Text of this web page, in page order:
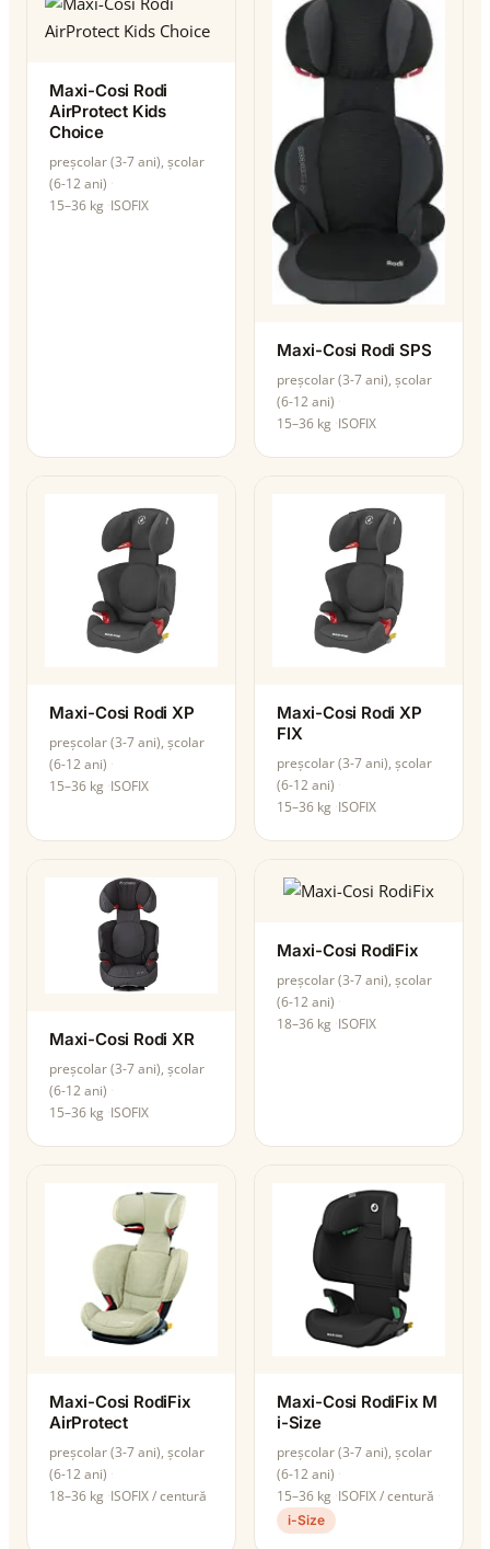
Maxi-Cosi Rodi
AirProtect Kids
Choice
preșcolar (3-7 ani), școlar
(6-12 ani)
15–36 kg ISOFIX
Maxi-Cosi Rodi SPS
preșcolar (3-7 ani), școlar
(6-12 ani)
15–36 kg ISOFIX
Maxi-Cosi Rodi XP
preșcolar (3-7 ani), școlar
(6-12 ani)
15–36 kg ISOFIX
Maxi-Cosi Rodi XP
FIX
preșcolar (3-7 ani), școlar
(6-12 ani)
15–36 kg ISOFIX
Maxi-Cosi Rodi XR
preșcolar (3-7 ani), școlar
(6-12 ani)
15–36 kg ISOFIX
Maxi-Cosi RodiFix
preșcolar (3-7 ani), școlar
(6-12 ani)
18–36 kg ISOFIX
Maxi-Cosi RodiFix
AirProtect
preșcolar (3-7 ani), școlar
(6-12 ani)
18–36 kg ISOFIX / centură
Maxi-Cosi RodiFix M
i-Size
preșcolar (3-7 ani), școlar
(6-12 ani)
15–36 kg ISOFIX / centură
i-Size